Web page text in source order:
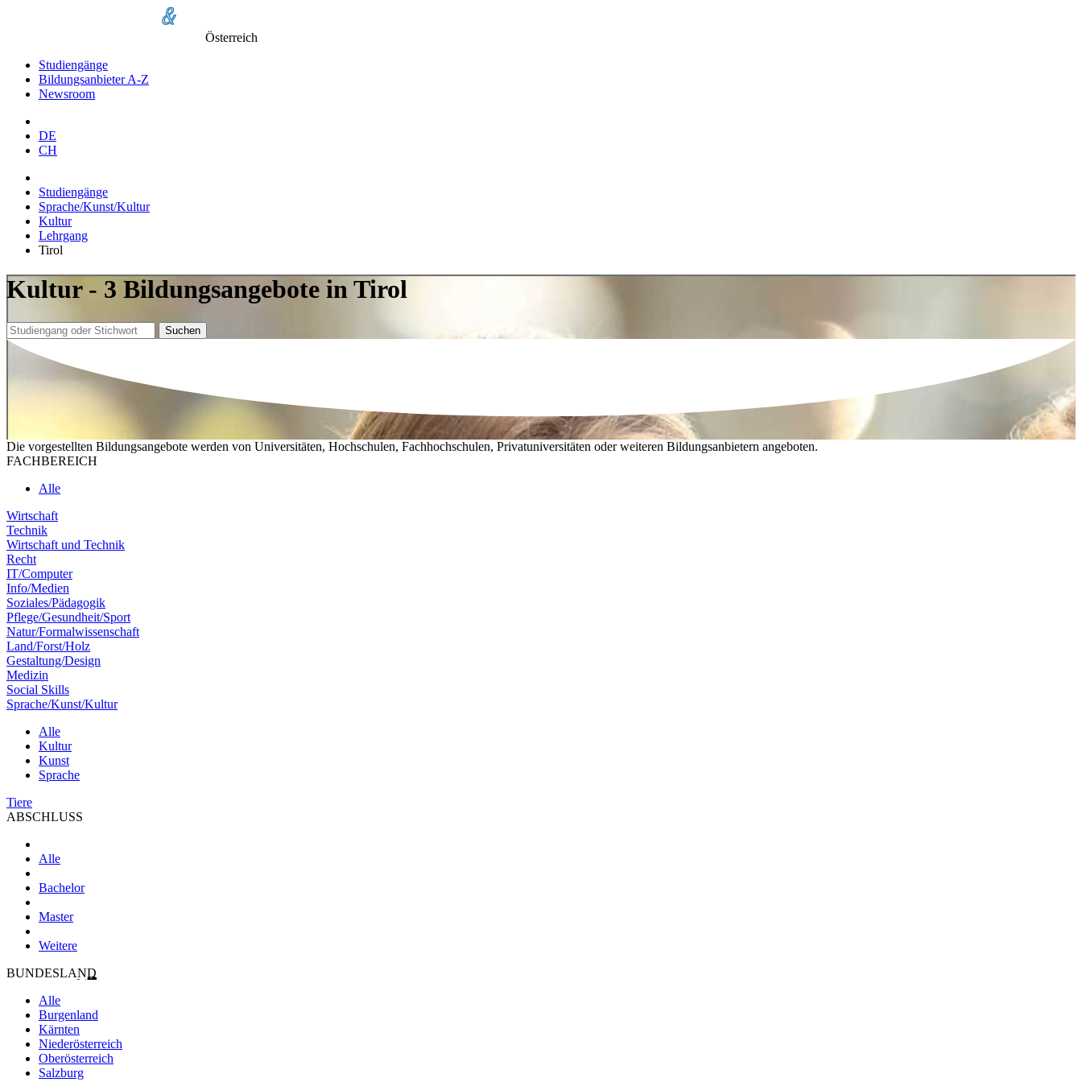
Österreich
Studiengänge
Bildungsanbieter A-Z
Newsroom
DE
CH
Studiengänge
Sprache/Kunst/Kultur
Kultur
Lehrgang
Tirol
Kultur - 3 Bildungsangebote in Tirol
Suchen
Die vorgestellten Bildungsangebote werden von Universitäten, Hochschulen, Fachhochschulen, Privatuniversitäten oder weiteren Bildungsanbietern angeboten.
FACHBEREICH
Alle
Wirtschaft
Technik
Wirtschaft und Technik
Recht
IT/Computer
Info/Medien
Soziales/Pädagogik
Pflege/Gesundheit/Sport
Natur/Formalwissenschaft
Land/Forst/Holz
Gestaltung/Design
Medizin
Social Skills
Sprache/Kunst/Kultur
Alle
Kultur
Kunst
Sprache
Tiere
ABSCHLUSS
Alle
Bachelor
Master
Weitere
BUNDESLAND
Alle
Burgenland
Kärnten
Niederösterreich
Oberösterreich
Salzburg